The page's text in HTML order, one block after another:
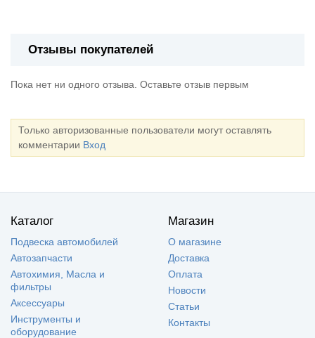
Отзывы покупателей
Пока нет ни одного отзыва. Оставьте отзыв первым
Только авторизованные пользователи могут оставлять
комментарии Вход
Каталог
Подвеска автомобилей
Автозапчасти
Автохимия, Масла и
фильтры
Аксессуары
Инструменты и
оборудование
Магазин
О магазине
Доставка
Оплата
Новости
Статьи
Контакты